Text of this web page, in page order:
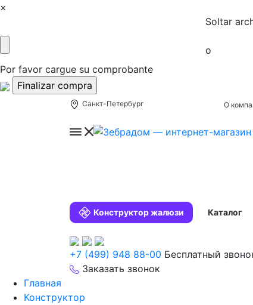
×
Soltar
o
Por favor cargue su comprobante
Санкт-Петербург О
Конструктор жалюзи Каталог
+7 (499) 948 88-00 Бесплатный
Заказать звонок
Главная
Конструктор